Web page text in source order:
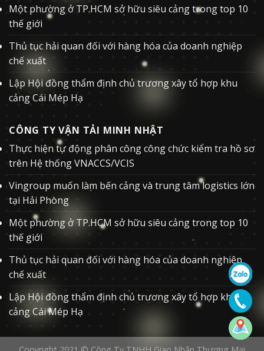
Một phường ở TP.HCM sở hữu siêu cảng trong top 10
thế giới
Thủ tục hải quan đối với hàng hóa của doanh nghiệp
chế xuất
Lập Hội đồng thẩm định chủ trương xây tổ hợp khu
cảng Cái Mép Hạ
CÔNG TY VẬN TẢI MINH NHẬT
Thực hiện tự động phân công công chức kiểm tra hồ sơ
trên Hệ thống VNACCS/VCIS
Vingroup muốn làm bến cảng và trung tâm logistics lớn
tại Hải Phòng
Một phường ở TP.HCM sở hữu siêu cảng trong top 10
thế giới
Thủ tục hải quan đối với hàng hóa của doanh nghiệp
chế xuất
Lập Hội đồng thẩm định chủ trương xây tổ hợp khu
cảng Cái Mép Hạ